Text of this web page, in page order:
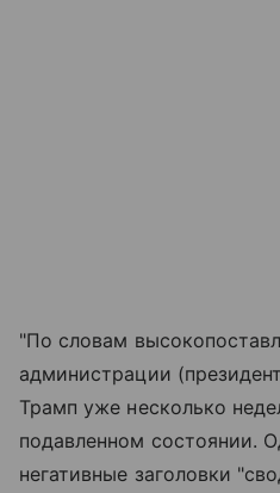
"По словам
администрации
Трамп уже несколько
подавленном состоянии.
негативные заголовки